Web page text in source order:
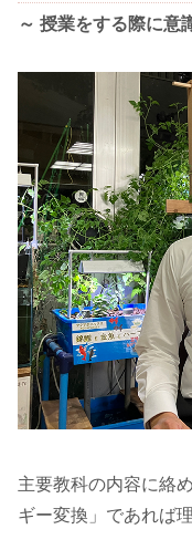
～ 授業をする際に意
主要教科の内容に絡
ギー変換」であれば